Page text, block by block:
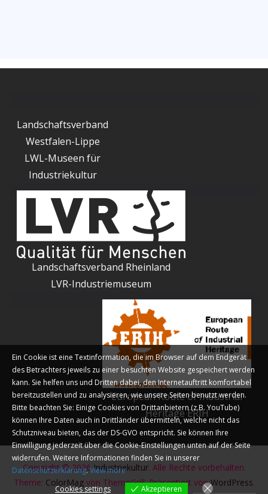
Landschaftsverband
Westfalen-Lippe
LWL-Museen für
Industriekultur
Landschaftsverband Rheinland
LVR-Industriemuseum
European Route of Industrial
Heritage ERIH
Copyright © 2026Industriekultur. Alle Rechte vorbehalten.
Theme: ColorMagvon ThemeGrill. Präsentiert vonWordPress.
Ein Cookie ist eine Textinformation, die im Browser auf dem Endgerät
des Betrachters jeweils zu einer besuchten Website gespeichert werden
kann. Sie helfen uns und Dritten dabei, den Internetauftritt komfortabel
bereitzustellen und zu analysieren, wie unsere Seiten benutzt werden.
Bitte beachten Sie: Einige Cookies von Drittanbietern (z.B. YouTube)
können Ihre Daten auch in Drittländer übermitteln, welche nicht das
Schutzniveau bieten, das der DS-GVO entspricht. Sie können Ihre
Einwilligung jederzeit über die Cookie-Einstellungen unten auf der Seite
widerrufen. Weitere Informationen finden Sie in unserer
Datenschutzerklärung.View more
Cookies settings
Akzeptieren